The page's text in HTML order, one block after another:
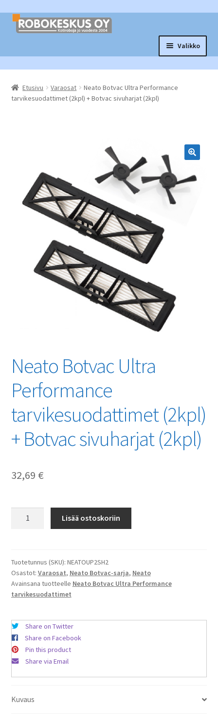
Siirry
navigointiin
Siirry
sisältöön
Valikko
Robottituotteet
Tarvikkeet ja varaosat
tason
valikko
Etusivu Varaosat
Neato Botvac Ultra Performance
tarvikesuodattimet (2kpl) + Botvac sivuharjat (2kpl)
Neato Botvac Ultra
Performance
tarvikesuodattimet (2kpl)
+ Botvac sivuharjat (2kpl)
32,69 €
tarvikesuodattimet
(2kpl)
+
Botvac
(2kpl)
määrä
Lisää ostoskoriin
Tuotetunnus (SKU): NEATOUP2SH2
Osastot: Varaosat, Neato Botvac-sarja, Neato
Avainsana tuotteelle Neato Botvac Ultra Performance
tarvikesuodattimet
Share on Twitter
Share on Facebook
Pin this product
Share via Email
Kuvaus